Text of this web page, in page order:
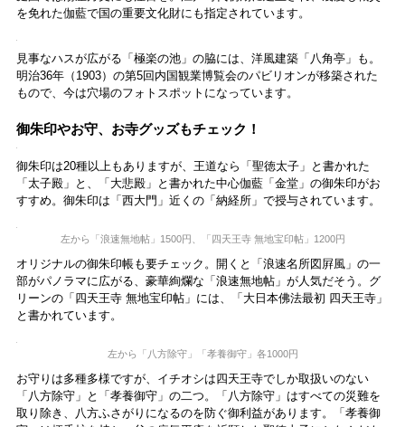
■おもかる地蔵
願いごとを祈念した後に持ち上げて、軽ければ願いが叶い、重たけれ
ばまだその時期ではないことを教えてくれるお地蔵様。通常は「六寺
礼賛堂」の入口で拝観できますが、2026年3月末（予定）までは工事の
■木槌たたき
「万燈院」は紙の衣を着て修業した羅漢をかたどった仏像が祀られ、
病気の回復に功徳があるといわれています。入口に木槌と臼が用意さ
ば直る、と伝えられています。
■ちえの輪くぐり
おみくじの創始者でもある元三大師（がんざんだいし）を祀る「元三
恵が授かるよう、元三大師のご真言（マントラ）「おんばらだはんど